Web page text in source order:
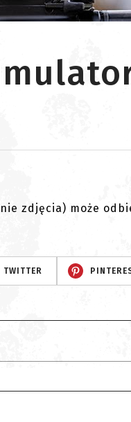
zdjęcia) może
TWITTER